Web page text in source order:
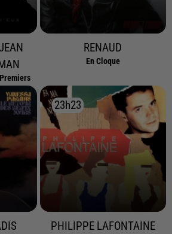
RENAUD
En Cloque
23h23
23h23
PHILIPPE LAFONTAINE